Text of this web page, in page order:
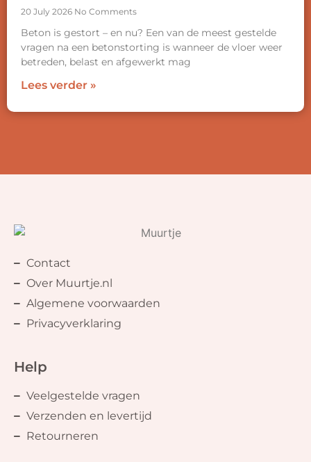
20 July 2026 No Comments
Beton is gestort – en nu? Een van de meest gestelde
vragen na een betonstorting is wanneer de vloer weer
betreden, belast en afgewerkt mag
Lees verder »
Contact
Over Muurtje.nl
Algemene voorwaarden
Privacyverklaring
Help
Veelgestelde vragen
Verzenden en levertijd
Retourneren